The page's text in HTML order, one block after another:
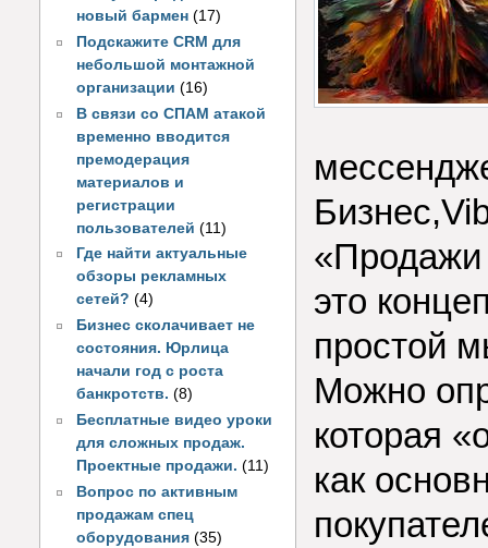
новый бармен (17)
Подскажите CRM для
небольшой монтажной
организации (16)
В связи со СПАМ атакой
временно вводится
премодерация
материалов и
регистрации
пользователей(11)
Где найти актуальные
обзоры рекламных
сетей? (4)
Бизнес сколачивает не
состояния. Юрлица
начали год с роста
банкротств. (8)
Бесплатные видео уроки
для сложных продаж.
Проектные продажи. (11)
Вопрос по активным
продажам спец
оборудования (35)
это
простой
Можно
которая
как